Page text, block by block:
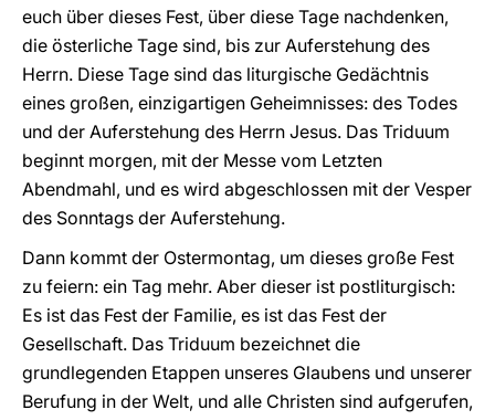
euch über dieses Fest, über diese Tage nachdenken,
die österliche Tage sind, bis zur Auferstehung des
Herrn. Diese Tage sind das liturgische Gedächtnis
eines großen, einzigartigen Geheimnisses: des Todes
und der Auferstehung des Herrn Jesus. Das Triduum
beginnt morgen, mit der Messe vom Letzten
Abendmahl, und es wird abgeschlossen mit der Vesper
des Sonntags der Auferstehung.
Dann kommt der Ostermontag, um dieses große Fest
zu feiern: ein Tag mehr. Aber dieser ist postliturgisch:
Es ist das Fest der Familie, es ist das Fest der
Gesellschaft. Das Triduum bezeichnet die
grundlegenden Etappen unseres Glaubens und unserer
Berufung in der Welt, und alle Christen sind aufgerufen,